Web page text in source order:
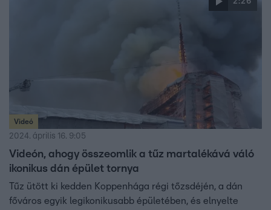
Videó
2024. április 16. 9:05
Videón, ahogy összeomlik a tűz martalékává váló
ikonikus dán épület tornya
Tűz ütött ki kedden Koppenhága régi tőzsdéjén, a dán
főváros egyik legikonikusabb épületében, és elnyelte